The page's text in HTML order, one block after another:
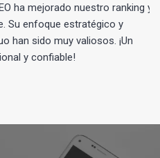
ha mejorado nuestro ranking y
Su enfoque estratégico y
han sido muy valiosos. ¡Un
y confiable!